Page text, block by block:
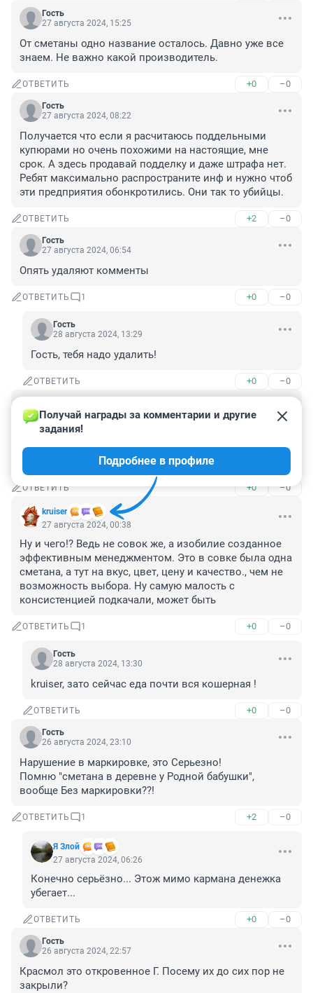
Гость
27 августа 2024, 15:25
От сметаны одно название осталось. Давно уже все
знаем. Не важно какой производитель.
ОТВЕТИТЬ +0 –0
Гость
27 августа 2024, 08:22
Получается что если я расчитаюсь поддельными
купюрами но очень похожими на настоящие, мне
срок. А здесь продавай подделку и даже штрафа нет.
Ребят максимально распространите инф и нужно чтоб
эти предприятия обонкротились. Они так то убийцы.
ОТВЕТИТЬ +2 –0
Гость
27 августа 2024, 06:54
Опять удаляют комменты
ОТВЕТИТЬ 1 +0 –0
Гость
28 августа 2024, 13:29
Гость, тебя надо удалить!
ОТВЕТИТЬ +0 –0
27 августа 2024, 03:54
Никольская Сметана это вообще порошок. И даты
они ставить на 3-4 дня вперед. Работала там на
складе. Так как честная не смогла там работать
ОТВЕТИТЬ +0 –0
kruiser
Получай награды за комментарии и другие
задания!
Подробнее в профиле
27 августа 2024, 00:38
Ну и чего!? Ведь не совок же, а изобилие созданное
эффективным менеджментом. Это в совке была одна
сметана, а тут на вкус, цвет, цену и качество., чем не
возможность выбора. Ну самую малость с
консистенцией подкачали, может быть
ОТВЕТИТЬ 1 +0 –0
Гость
28 августа 2024, 13:30
kruiser, зато сейчас еда почти вся кошерная !
ОТВЕТИТЬ +0 –0
Гость
26 августа 2024, 23:10
Нарушение в маркировке, это Серьезно!
Помню "сметана в деревне у Родной бабушки",
вообще Без маркировки??!
ОТВЕТИТЬ 1 +2 –0
Я Злой
27 августа 2024, 06:26
Конечно серьёзно... Этож мимо кармана денежка
убегает...
ОТВЕТИТЬ +0 –0
Гость
26 августа 2024, 22:57
Красмол это откровенное Г. Посему их до сих пор не
закрыли?